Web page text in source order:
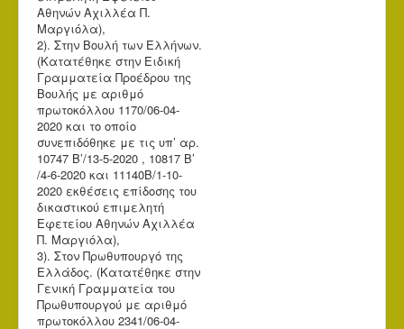
Αθηνών Αχιλλέα Π.
Μαργιόλα),
2). Στην Βουλή των Ελλήνων.
(Κατατέθηκε στην Ειδική
Γραμματεία Προέδρου της
Βουλής με αριθμό
πρωτοκόλλου 1170/06-04-
2020 και το οποίο
συνεπιδόθηκε με τις υπ’ αρ.
10747 Β’/13-5-2020 , 10817 Β’
/4-6-2020 και 11140Β/1-10-
2020 εκθέσεις επίδοσης του
δικαστικού επιμελητή
Εφετείου Αθηνών Αχιλλέα
Π. Μαργιόλα),
3). Στον Πρωθυπουργό της
Ελλάδος. (Κατατέθηκε στην
Γενική Γραμματεία του
Πρωθυπουργού με αριθμό
πρωτοκόλλου 2341/06-04-